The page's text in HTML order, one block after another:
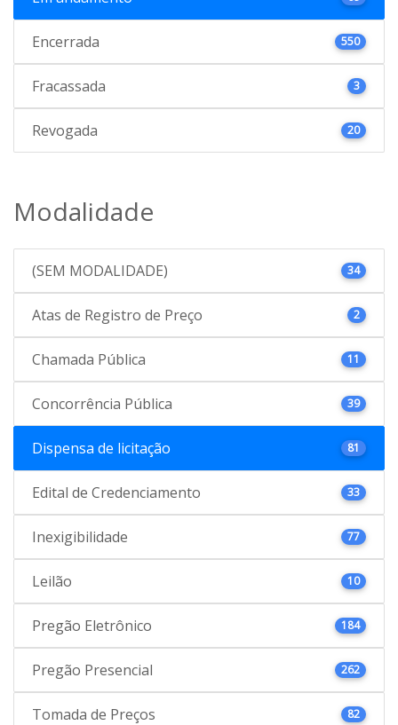
Encerrada 550
Fracassada 3
Revogada 20
Modalidade
(SEM MODALIDADE) 34
Atas de Registro de Preço 2
Chamada Pública 11
Concorrência Pública 39
Dispensa de licitação 81
Edital de Credenciamento 33
Inexigibilidade 77
Leilão 10
Pregão Eletrônico 184
Pregão Presencial 262
Tomada de Preços 82